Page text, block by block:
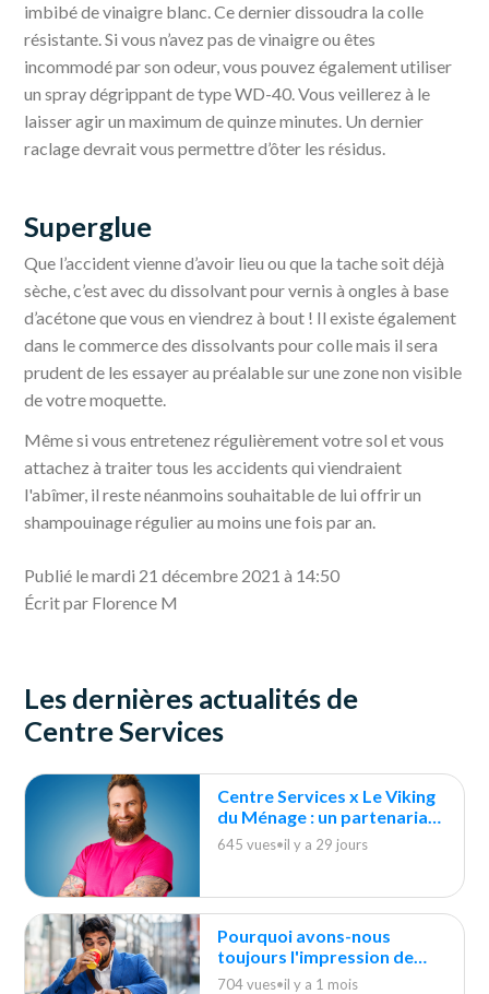
imbibé de vinaigre blanc. Ce dernier dissoudra la colle
résistante. Si vous n’avez pas de vinaigre ou êtes
incommodé par son odeur, vous pouvez également utiliser
un spray dégrippant de type WD-40. Vous veillerez à le
laisser agir un maximum de quinze minutes. Un dernier
raclage devrait vous permettre d’ôter les résidus.
Superglue
Que l’accident vienne d’avoir lieu ou que la tache soit déjà
sèche, c’est avec du dissolvant pour vernis à ongles à base
d’acétone que vous en viendrez à bout ! Il existe également
dans le commerce des dissolvants pour colle mais il sera
prudent de les essayer au préalable sur une zone non visible
de votre moquette.
Même si vous entretenez régulièrement votre sol et vous
attachez à traiter tous les accidents qui viendraient
l'abîmer, il reste néanmoins souhaitable de lui offrir un
shampouinage régulier au moins une fois par an.
Publié le mardi 21 décembre 2021 à 14:50
Écrit par Florence M
Les dernières actualités de
Centre Services
Centre Services x Le Viking
du Ménage : un partenariat
durable
645 vues•il y a 29 jours
Pourquoi avons-nous
toujours l'impression de
courir après le ménage ?
704 vues•il y a 1 mois